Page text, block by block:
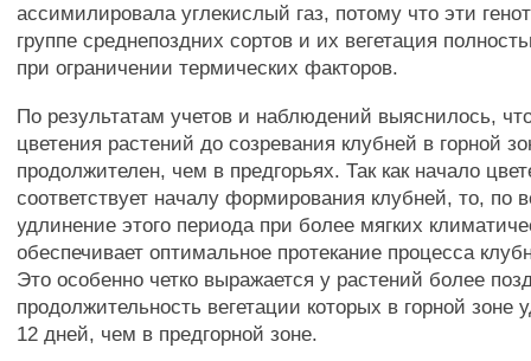
ассимилировала углекислый газ, потому что эти
группе среднепоздних сортов и их вегетация
при ограничении термических факторов.
По результатам учетов и наблюдений выяснилось,
цветения растений до созревания клубней в горной
продолжителен, чем в предгорьях. Так как начало
соответствует началу формирования клубней, то, по
удлинение этого периода при более мягких
обеспечивает оптимальное протекание процесса
Это особенно четко выражается у растений более
продолжительность вегетации которых в горной зоне
12 дней, чем в предгорной зоне.